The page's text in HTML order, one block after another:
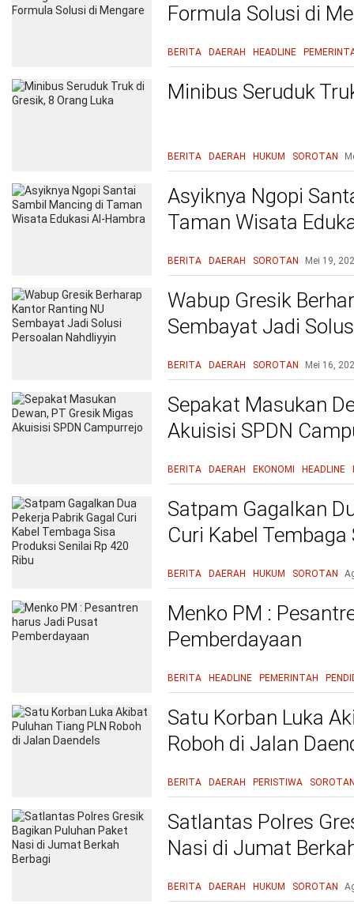
Formula Solusi di
BERITA DAERAH HEADLINE
Minibus Seruduk
BERITA DAERAH HUKUM SOROTAN
Asyiknya Ngopi
Taman Wisata
BERITA DAERAH SOROTAN Mei 19,
Wabup Gresik
Sembayat Jadi
BERITA DAERAH SOROTAN Mei 16,
Sepakat Masukan
Akuisisi SPDN
BERITA DAERAH EKONOMI HEADLINE
Satpam Gagalkan
Curi Kabel
BERITA DAERAH HUKUM SOROTAN
Menko PM :
Pemberdayaan
BERITA HEADLINE PEMERINTAH
Satu Korban Luka
Roboh di Jalan
BERITA DAERAH PERISTIWA
Satlantas Polres
Nasi di Jumat
BERITA DAERAH HUKUM SOROTAN